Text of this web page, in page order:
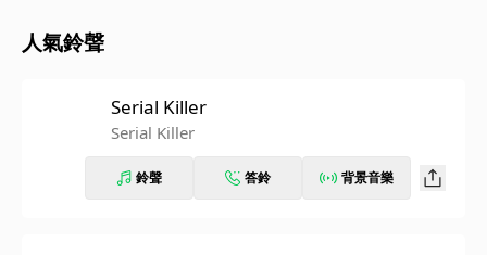
人氣鈴聲
Serial Killer
Serial Killer
鈴聲 答鈴 背景音樂